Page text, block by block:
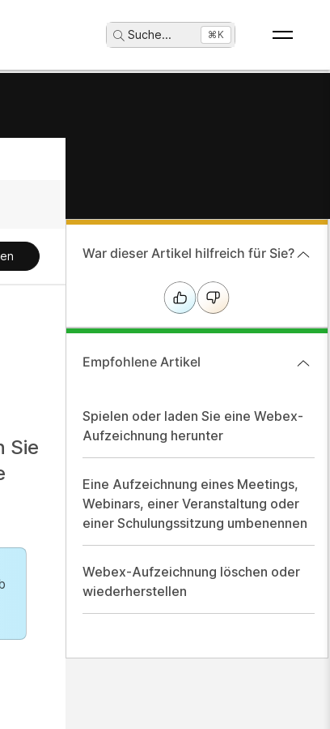
Suche... ⌘K
Sie
War dieser Artikel hilfreich für Sie?
Empfohlene Artikel
Spielen oder laden Sie eine Webex-
Aufzeichnung herunter
Eine Aufzeichnung eines Meetings,
Webinars, einer Veranstaltung oder
einer Schulungssitzung umbenennen
Webex-Aufzeichnung löschen oder
wiederherstellen